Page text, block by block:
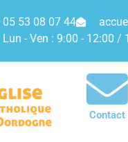
05 53 08 07 44
Lun - Ven : 9:00 - 12:00 /
Contact